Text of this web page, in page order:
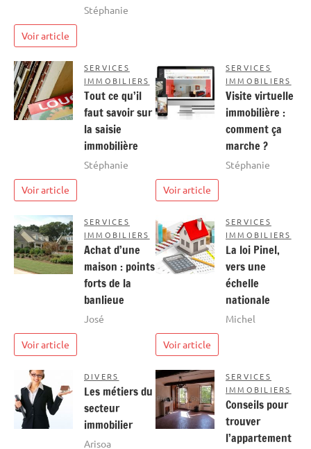
Stéphanie
Voir article
SERVICES
IMMOBILIERS
Tout ce qu’il
faut savoir sur
la saisie
immobilière
Stéphanie
Voir article
SERVICES
IMMOBILIERS
Visite virtuelle
immobilière :
comment ça
marche ?
Stéphanie
Voir article
SERVICES
IMMOBILIERS
Achat d’une
maison : points
forts de la
banlieue
José
Voir article
SERVICES
IMMOBILIERS
La loi Pinel,
vers une
échelle
nationale
Michel
Voir article
DIVERS
Les métiers du
secteur
immobilier
Arisoa
SERVICES
IMMOBILIERS
Conseils pour
trouver
l’appartement